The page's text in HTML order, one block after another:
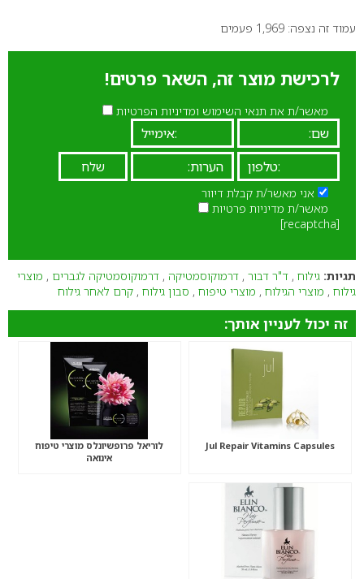
עמוד זה נצפה: 1,969 פעמים
לרכישת מוצר זה, השאר פרטים!
מאשר/ת את תנאי השימוש ומדיניות הפרטיות
אני מאשר/ת קבלת דיוור
מאשר/ת מדיניות פרטיות
[recaptcha]
תגיות: גילוח , ד"ר דבור , דרמוקוסמטיקה , דרמוקוסמטיקה לגברים , מוצרי
גילוח , מוצרי הגילוח , מוצרי טיפוח , סבון גילוח , קרם לאחר גילוח
זה יכול לעניין אותך:
Jul Repair Vitamins Capsules
לוריאל פרופשיונלס מוצרי טיפוח
אינואה